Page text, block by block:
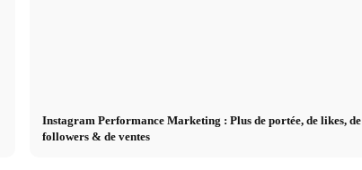
Instagram Performance Marketing : Plus de portée, de likes, de
followers & de ventes